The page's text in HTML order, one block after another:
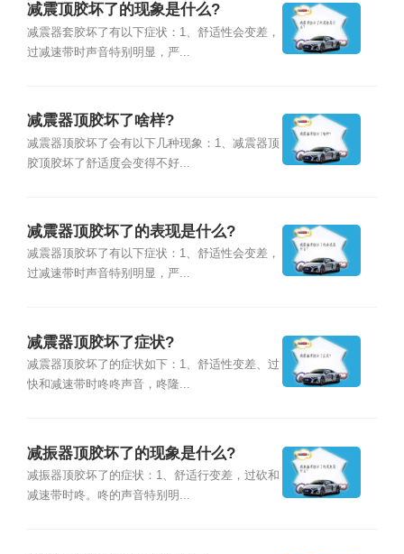
减震顶胶坏了的现象是什么?
减震器套胶坏了有以下症状：1、舒适性会变差，
过减速带时声音特别明显，严...
减震器顶胶坏了啥样?
减震器顶胶坏了会有以下几种现象：1、减震器顶
胶顶胶坏了舒适度会变得不好...
减震器顶胶坏了的表现是什么?
减震器顶胶坏了有以下症状：1、舒适性会变差，
过减速带时声音特别明显，严...
减震器顶胶坏了症状?
减震器顶胶坏了的症状如下：1、舒适性变差、过
快和减速带时咚咚声音，咚隆...
减振器顶胶坏了的现象是什么?
减振器顶胶坏了的症状：1、舒适行变差，过砍和
减速带时咚。咚的声音特别明...